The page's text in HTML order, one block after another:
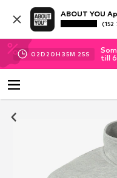
ABOUT YOU
02D 20H 35M 25S
till